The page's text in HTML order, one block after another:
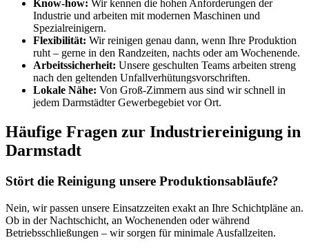
Know-how: Wir kennen die hohen Anforderungen der
Industrie und arbeiten mit modernen Maschinen und
Spezialreinigern.
Flexibilität: Wir reinigen genau dann, wenn Ihre Produktion
ruht – gerne in den Randzeiten, nachts oder am Wochenende.
Arbeitssicherheit: Unsere geschulten Teams arbeiten streng
nach den geltenden Unfallverhütungsvorschriften.
Lokale Nähe: Von Groß-Zimmern aus sind wir schnell in
jedem Darmstädter Gewerbegebiet vor Ort.
Häufige Fragen zur Industriereinigung in
Darmstadt
Stört die Reinigung unsere Produktionsabläufe?
Nein, wir passen unsere Einsatzzeiten exakt an Ihre Schichtpläne an.
Ob in der Nachtschicht, an Wochenenden oder während
Betriebsschließungen – wir sorgen für minimale Ausfallzeiten.